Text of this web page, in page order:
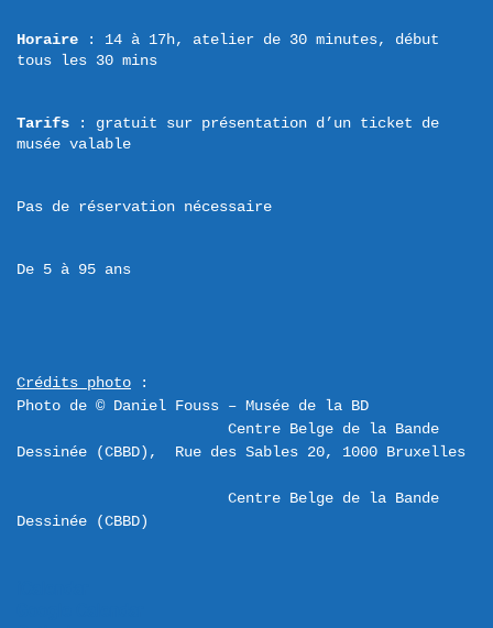
Horaire : 14 à 17h, atelier de 30 minutes, début
tous les 30 mins
Tarifs : gratuit sur présentation d’un ticket de
musée valable
Pas de réservation nécessaire
De 5 à 95 ans
Crédits photo :
Photo de © Daniel Fouss – Musée de la BD
Centre Belge de la Bande
Centre Belge de la Bande
Dessinée (CBBD)